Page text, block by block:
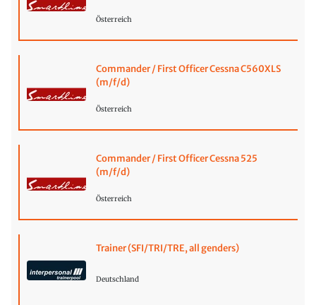
Österreich
Commander / First Officer Cessna C560XLS
(m/f/d)
Österreich
Commander / First Officer Cessna 525
(m/f/d)
Österreich
Trainer (SFI/TRI/TRE, all genders)
Deutschland